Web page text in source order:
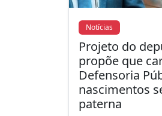
Notícias
Projeto do
propõe que
Defensoria
nascimentos
paterna